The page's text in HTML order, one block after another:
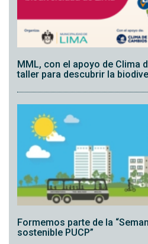
MML, con el apoyo de Clima
taller para descubrir la
Formemos parte de la
sostenible PUCP”